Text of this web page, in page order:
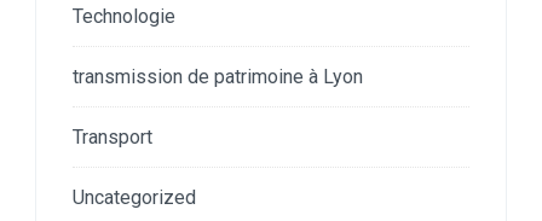
Technologie
transmission de patrimoine à Lyon
Transport
Uncategorized